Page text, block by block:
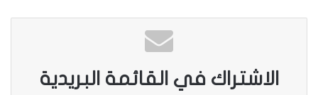
الاشتراك في القائمة البريدية